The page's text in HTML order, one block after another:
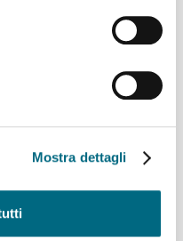
Mostra dettagli
Guglielmettientra
e, a partire da
, il parco
si prepara così...